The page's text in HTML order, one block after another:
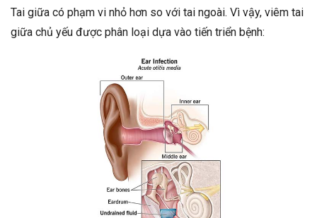
Tai giữa có phạm vi nhỏ hơn so với tai ngoài. Vì vậy, viêm tai
giữa chủ yếu được phân loại dựa vào tiến triển bệnh: